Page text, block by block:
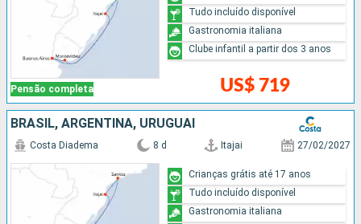
Pensão completa US$ 719
Tudo incluído disponível
Gastronomia italiana
Clube infantil a partir dos 3 anos
BRASIL, ARGENTINA, URUGUAI
Costa Diadema 8 d Itajai 27/02/2027
Crianças grátis até 17 anos
Tudo incluído disponível
Gastronomia italiana